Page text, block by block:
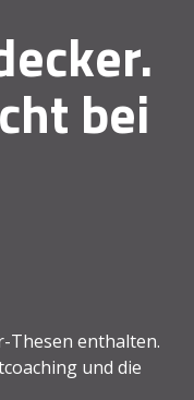
bei
Thesen enthalten.
und die